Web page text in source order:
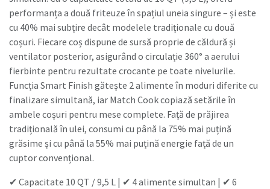
performanța a două friteuze în spațiul uneia singure – și este
cu 40% mai subțire decât modelele tradiționale cu două
coșuri. Fiecare coș dispune de sursă proprie de căldură și
ventilator posterior, asigurând o circulație 360° a aerului
fierbinte pentru rezultate crocante pe toate nivelurile.
Funcția Smart Finish gătește 2 alimente în moduri diferite cu
finalizare simultană, iar Match Cook copiază setările în
ambele coșuri pentru mese complete. Față de prăjirea
tradițională în ulei, consumi cu până la 75% mai puțină
grăsime și cu până la 55% mai puțină energie față de un
cuptor convențional.
✔ Capacitate 10 QT / 9,5 L | ✔ 4 alimente simultan | ✔ 6